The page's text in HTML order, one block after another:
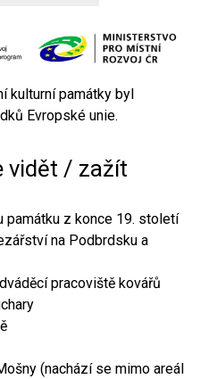
kulturní památky byl
Evropské unie.
vidět / zažít
památku z konce 19. století
na Podbrdsku a
pracoviště kovářů
(nachází se mimo areál